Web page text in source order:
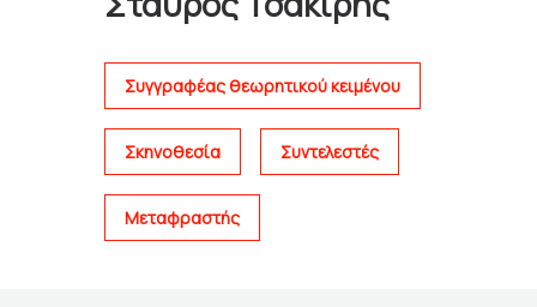
Συγγραφέας θεωρητικού κειμένου
Σκηνοθεσία Συντελεστές
Μεταφραστής